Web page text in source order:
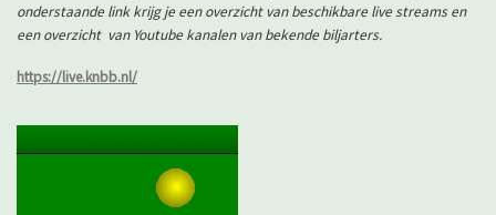
onderstaande link krijg je een overzicht van beschikbare live streams en
een overzicht van Youtube kanalen van bekende biljarters.
https://live.knbb.nl/